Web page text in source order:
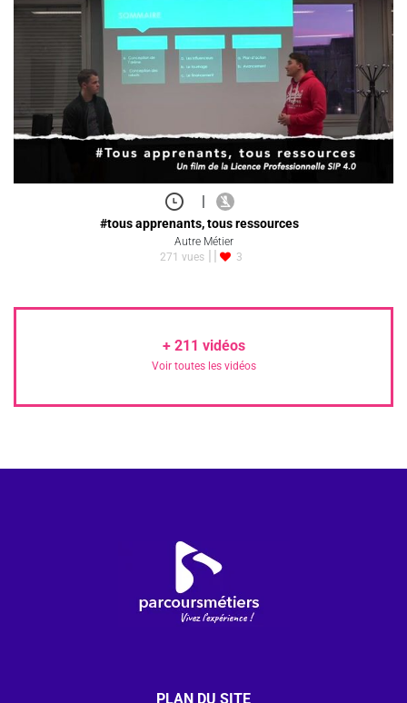
|
#tous apprenants, tous ressources
Autre Métier
271 vues
3
+ 211 vidéos
Voir toutes les vidéos
PLAN DU SITE